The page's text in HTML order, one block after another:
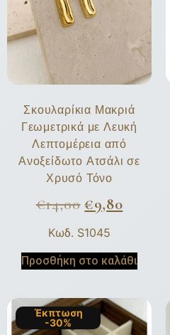
Σκουλαρίκια Μακριά
Γεωμετρικά με Λευκή
Λεπτομέρεια από
Ανοξείδωτο Ατσάλι σε
Χρυσό Τόνο
€14,00 €9,80
Κωδ. S1045
Προσθήκη στο καλάθι
Έκπτωση
-30%